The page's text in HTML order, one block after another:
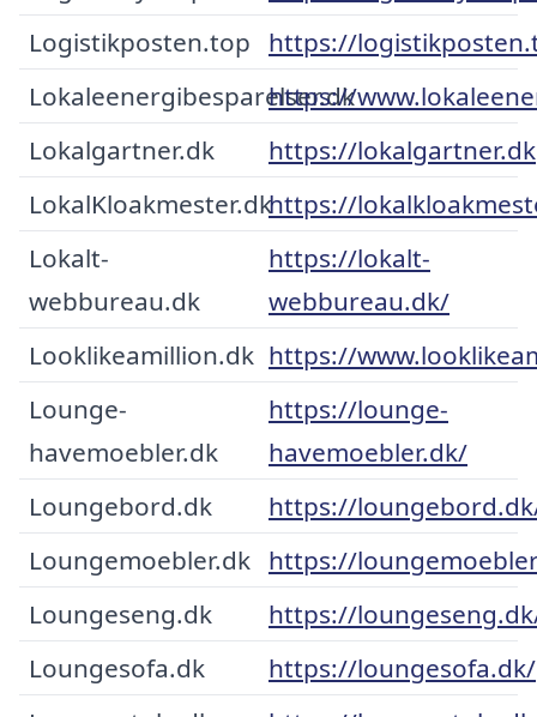
Logistikposten.top
https://
Lokaleenergibesparelser.dk
https://
Lokalgartner.dk
https://lokalgartner.dk
LokalKloakmester.dkhttps://
Lokalt-
webbureau.dk
https://lokalt-
webbureau.dk/
Looklikeamillion.dk https://
Lounge-
havemoebler.dk
https://lounge-
havemoebler.dk/
Loungebord.dk
https://
Loungemoebler.dk https://
Loungeseng.dk
https://
Loungesofa.dk
https://loungesofa.dk/